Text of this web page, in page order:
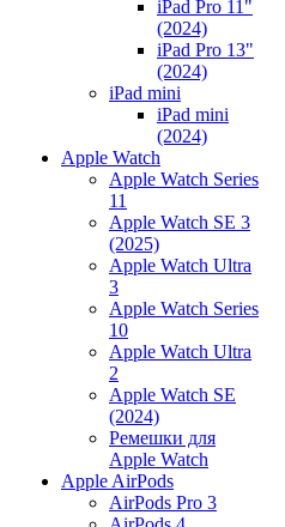
iPad Pro 11"
(2024)
iPad Pro 13"
(2024)
iPad mini
iPad mini
(2024)
Apple Watch
Apple Watch Series
11
Apple Watch SE 3
(2025)
Apple Watch Ultra
3
Apple Watch Series
10
Apple Watch Ultra
2
Apple Watch SE
(2024)
Ремешки для
Apple Watch
Apple AirPods
AirPods Pro 3